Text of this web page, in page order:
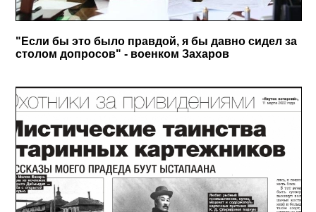
"Если бы это было правдой, я бы давно сидел за
столом допросов" - военком Захаров